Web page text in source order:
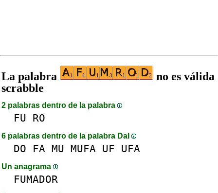
La palabra
no es válida
scrabble
2 palabras dentro de la palabra
FU RO
6 palabras dentro de la palabra DaI
DO FA MU MUFA UF UFA
Un anagrama
FUMADOR